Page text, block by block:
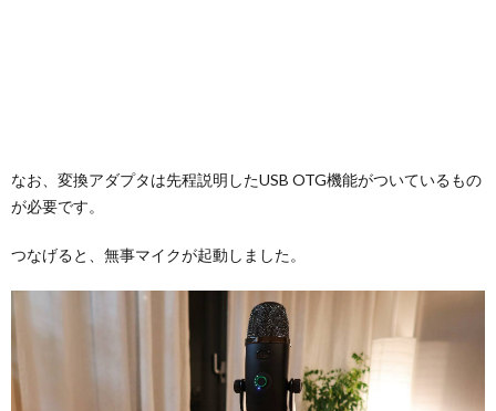
なお、変換アダプタは先程説明したUSB OTG機能がついているもの
が必要です。
つなげると、無事マイクが起動しました。